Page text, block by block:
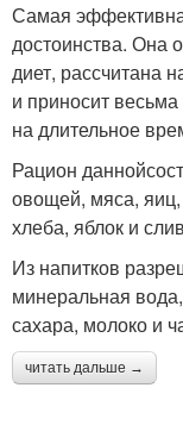
Самая
достоинства. Она
диет, рассчитана
и приносит
на длительное
Рацион
овощей, мяса,
хлеба, яблок и
Из напитков
минеральная
сахара, молоко и
читать дальше →